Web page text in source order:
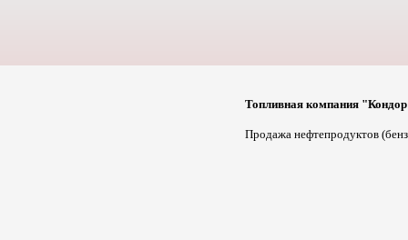
Топливная компания
Продажа нефтепродуктов